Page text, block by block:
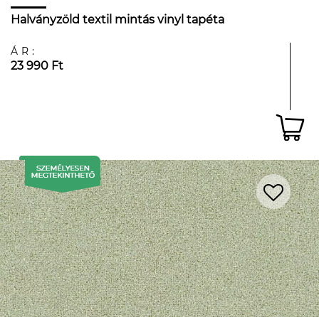
Halványzöld textil mintás vinyl tapéta
ÁR:
23 990 Ft